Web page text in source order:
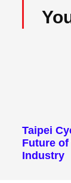
Taipei
Future
Industry